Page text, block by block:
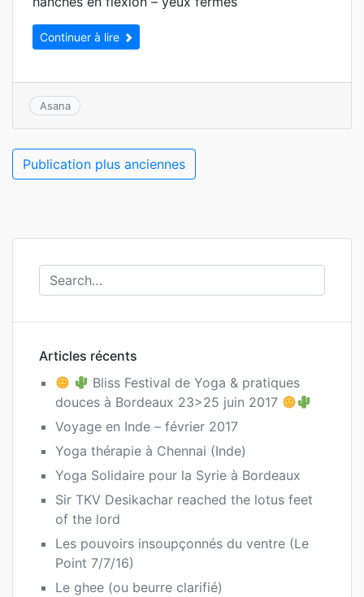
Continuer à lire
Asana
Navigation
Publication plus anciennes
Articles récents
Bliss Festival de Yoga & pratiques
douces à Bordeaux 23>25 juin 2017
Voyage en Inde – février 2017
Yoga thérapie à Chennai (Inde)
Yoga Solidaire pour la Syrie à Bordeaux
Sir TKV Desikachar reached the lotus feet
of the lord
Les pouvoirs insoupçonnés du ventre (Le
Point 7/7/16)
Le ghee (ou beurre clarifié)